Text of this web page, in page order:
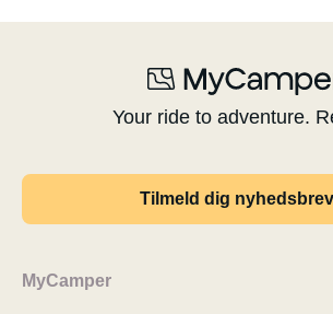
Your ride to adventure.
Tilmeld dig
MyCamper